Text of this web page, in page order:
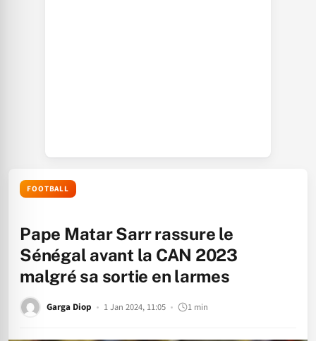
FOOTBALL
Pape Matar Sarr rassure le
Sénégal avant la CAN 2023
malgré sa sortie en larmes
Garga Diop 1 Jan 2024, 11:05 1 min